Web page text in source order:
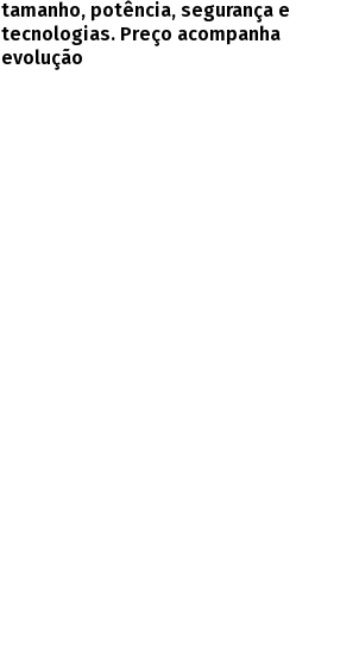
tamanho, potência, segurança e
tecnologias. Preço acompanha
evolução